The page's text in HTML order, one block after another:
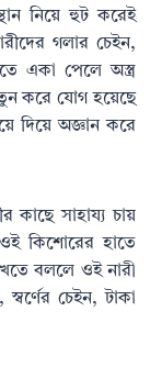
নিয়ে হুট করেই
গলার চেইন,
একা পেলে অস্ত্র
করে যোগ হয়েছে
দিয়ে অজ্ঞান করে
কাছে সাহায্য চায়
কিশোরের হাতে
বললে ওই নারী
চেইন, টাকা